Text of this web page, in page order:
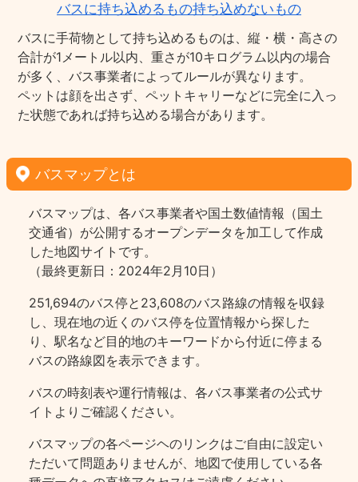
バスに持ち込めるもの持ち込めないもの
バスに手荷物として持ち込めるものは、縦・横・高さの
合計が1メートル以内、重さが10キログラム以内の場合
が多く、バス事業者によってルールが異なります。
ペットは顔を出さず、ペットキャリーなどに完全に入っ
た状態であれば持ち込める場合があります。
バスマップとは
バスマップは、各バス事業者や国土数値情報（国土
交通省）が公開するオープンデータを加工して作成
した地図サイトです。
（最終更新日：2024年2月10日）
251,694のバス停と23,608のバス路線の情報を収録
し、現在地の近くのバス停を位置情報から探した
り、駅名など目的地のキーワードから付近に停まる
バスの路線図を表示できます。
バスの時刻表や運行情報は、各バス事業者の公式サ
イトよりご確認ください。
バスマップの各ページヘのリンクはご自由に設定い
ただいて問題ありませんが、地図で使用している各